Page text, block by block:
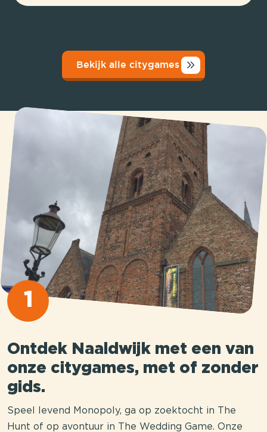
Bekijk alle citygames
1
Ontdek Naaldwijk met een van
onze citygames, met of zonder
gids.
Speel levend Monopoly, ga op zoektocht in The
Hunt of op avontuur in The Wedding Game. Onze